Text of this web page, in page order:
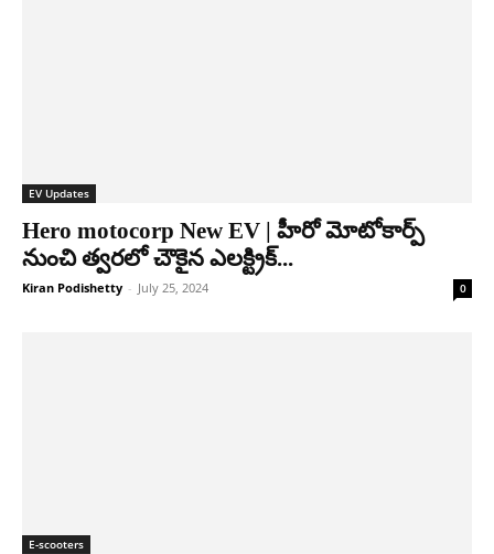
EV Updates
Hero motocorp New EV | హీరో మోటోకార్ప్
నుంచి త్వ‌ర‌లో చౌకైన ఎలక్ట్రిక్...
Kiran Podishetty - July 25, 2024 0
E-scooters